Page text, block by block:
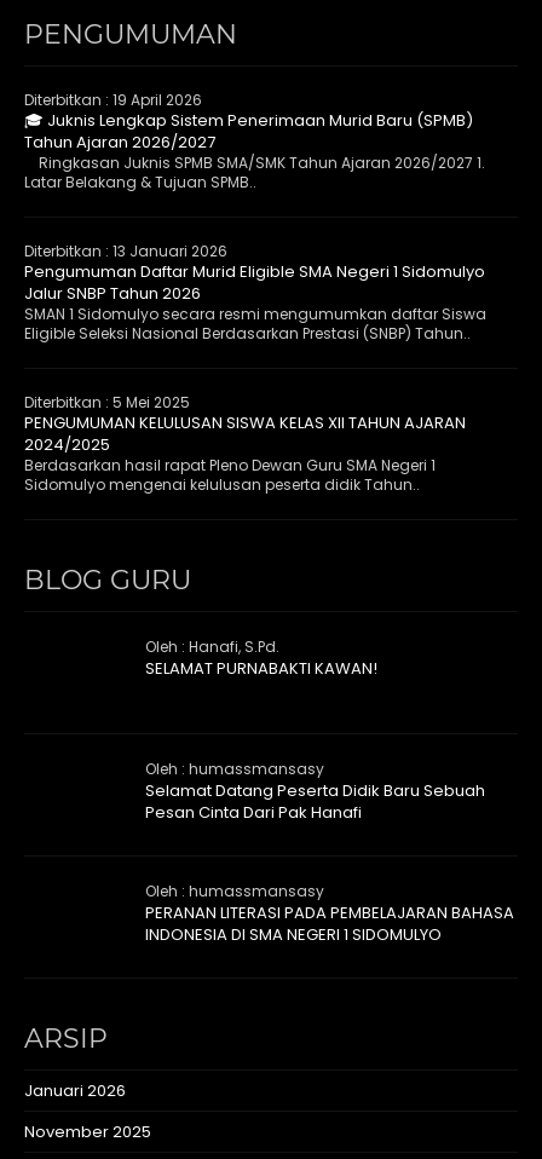
PENGUMUMAN
Diterbitkan : 19 April 2026
🎓 Juknis Lengkap Sistem Penerimaan Murid Baru (SPMB)
Tahun Ajaran 2026/2027
Ringkasan Juknis SPMB SMA/SMK Tahun Ajaran 2026/2027 1.
Latar Belakang & Tujuan SPMB..
Diterbitkan : 13 Januari 2026
Pengumuman Daftar Murid Eligible SMA Negeri 1 Sidomulyo
Jalur SNBP Tahun 2026
SMAN 1 Sidomulyo secara resmi mengumumkan daftar Siswa
Eligible Seleksi Nasional Berdasarkan Prestasi (SNBP) Tahun..
Diterbitkan : 5 Mei 2025
PENGUMUMAN KELULUSAN SISWA KELAS XII TAHUN AJARAN
2024/2025
Berdasarkan hasil rapat Pleno Dewan Guru SMA Negeri 1
Sidomulyo mengenai kelulusan peserta didik Tahun..
BLOG GURU
Oleh : Hanafi, S.Pd.
SELAMAT PURNABAKTI KAWAN!
Oleh : humassmansasy
Selamat Datang Peserta Didik Baru Sebuah
Pesan Cinta Dari Pak Hanafi
Oleh : humassmansasy
PERANAN LITERASI PADA PEMBELAJARAN BAHASA
INDONESIA DI SMA NEGERI 1 SIDOMULYO
ARSIP
Januari 2026
November 2025